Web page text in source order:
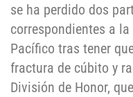
se ha perdido dos
correspondientes a
Pacífico tras tener
fractura de cúbito y
División de Honor,